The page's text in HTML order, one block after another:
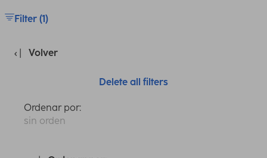
Filter (1)
Volver
Delete all filters
Ordenar por:
sin orden